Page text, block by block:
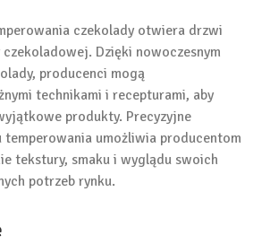
czekolady otwiera drzwi
Dzięki nowoczesnym
producenci mogą
technikami i recepturami, aby
produkty. Precyzyjne
umożliwia producentom
tekstury, smaku i wyglądu swoich
potrzeb rynku.